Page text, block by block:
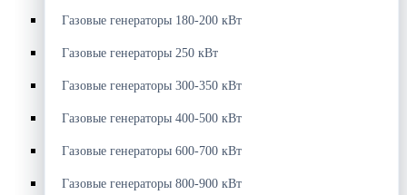
Газовые генераторы 180-200 кВт
Газовые генераторы 250 кВт
Газовые генераторы 300-350 кВт
Газовые генераторы 400-500 кВт
Газовые генераторы 600-700 кВт
Газовые генераторы 800-900 кВт